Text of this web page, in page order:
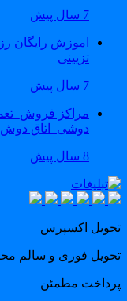
اموزش رایگان
تزیینی
مراکز
دوشی_اتاق دوش
اکسپرس
فوری و سالم
مطمئن